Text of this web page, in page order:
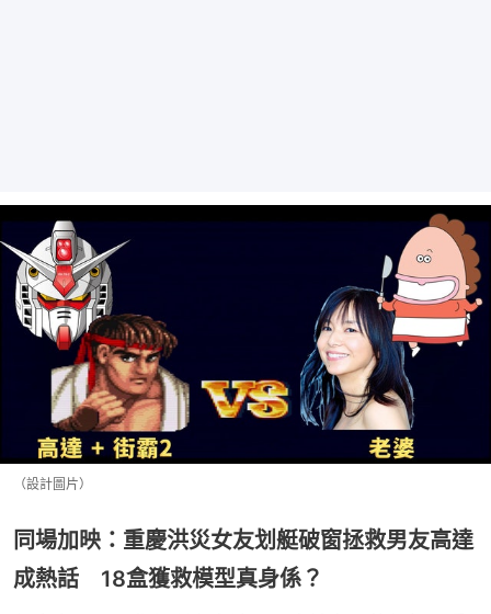
（設計圖片）
同場加映：重慶洪災女友划艇破窗拯救男友高達
成熱話 18盒獲救模型真身係？